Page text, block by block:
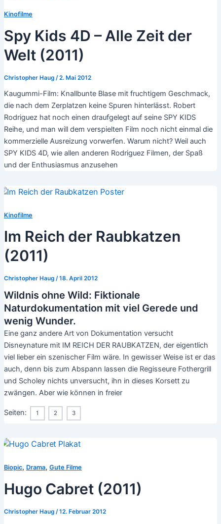
Kinofilme
Spy Kids 4D – Alle Zeit der
Welt (2011)
Christopher Haug /2. Mai 2012
Kaugummi-Film: Knallbunte Blase mit fruchtigem Geschmack,
die nach dem Zerplatzen keine Spuren hinterlässt. Robert
Rodriguez hat noch einen draufgelegt auf seine SPY KIDS
Reihe, und man will dem verspielten Film noch nicht einmal die
kommerzielle Ausreizung vorwerfen. Warum nicht? Weil auch
SPY KIDS 4D, wie allen anderen Rodriguez Filmen, der Spaß
und der Enthusiasmus anzusehen
Kinofilme
Im Reich der Raubkatzen
(2011)
Christopher Haug /18. April 2012
Wildnis ohne Wild: Fiktionale
Naturdokumentation mit viel Gerede und
wenig Wunder.
Eine ganz andere Art von Dokumentation versucht
Disneynature mit IM REICH DER RAUBKATZEN, der eigentlich
viel lieber ein szenischer Film wäre. In gewisser Weise ist er das
auch, denn bis zum Abspann lassen die Regisseure Fothergrill
und Scholey nichts unversucht, ihn in dieses Korsett zu
zwängen. Aber wie können in freier
Seiten: 1 2 3
Biopic, Drama, Gute Filme
Hugo Cabret (2011)
Christopher Haug /12. Februar 2012